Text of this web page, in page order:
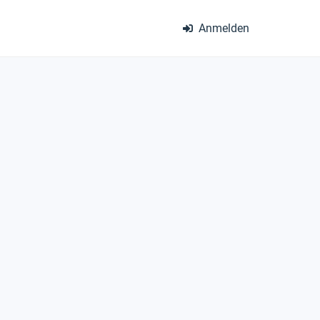
Anmelden